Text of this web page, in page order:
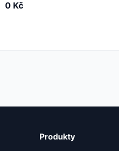
0 Kč
Produkty